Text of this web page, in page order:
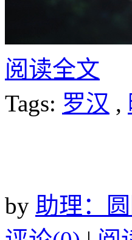
阅读全文
Tags: 罗汉 ,
by 助理：